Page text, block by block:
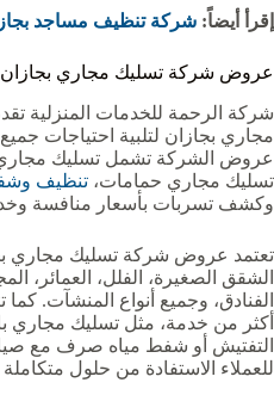
إقرأ أيضاً: شركة تنظيف مساجد
عروض شركة تسليك مجاري بجازان
شركة الرحمة للخدمات المنزلية
مجاري بجازان لتلبية احتياجات
عروض الشركة تشمل تسليك
تسليك مجاري حمامات، تنظيف
وكشف تسربات بأسعار منافسة
تعتمد عروض شركة تسليك مجاري
الشقق الصغيرة، الفلل، العمائر،
الفنادق، وجميع أنواع المنشآت.
أكثر من خدمة، مثل تسليك
التفتيش أو شفط مياه صرف مع
للعملاء الاستفادة من حلول